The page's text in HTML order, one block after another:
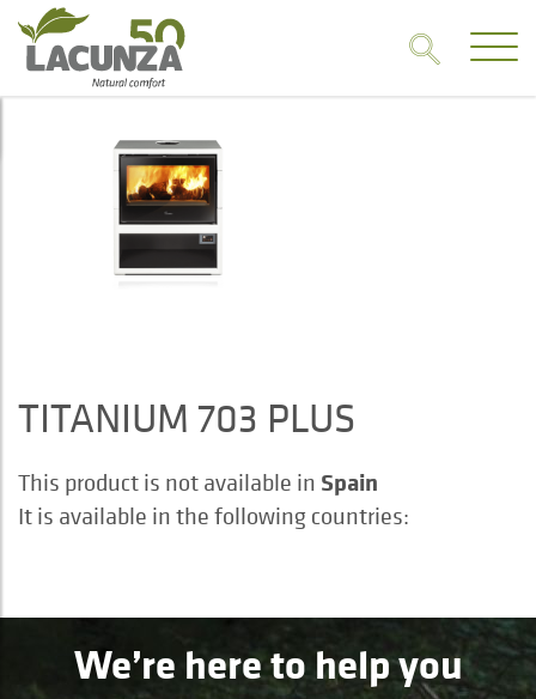
TITANIUM 703 PLUS
This product is not available in Spain
It is available in the following countries:
We’re here to help you